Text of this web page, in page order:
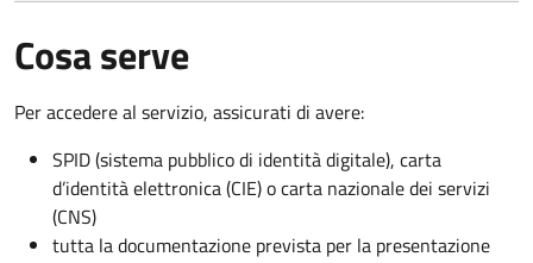
Cosa serve
Per accedere al servizio, assicurati di avere:
SPID (sistema pubblico di identità digitale), carta
d’identità elettronica (CIE) o carta nazionale dei servizi
(CNS)
tutta la documentazione prevista per la presentazione